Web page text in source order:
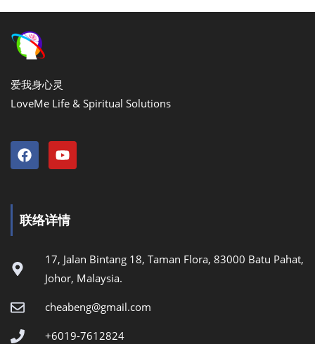
爱我身心灵
LoveMe Life & Spiritual Solutions
联络详情
17, Jalan Bintang 18, Taman Flora, 83000 Batu Pahat,
Johor, Malaysia.
cheabeng@gmail.com
+6019-7612824